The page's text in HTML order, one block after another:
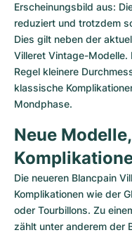
Erscheinungsbild aus:
reduziert und trotzdem
Dies gilt neben der
Villeret Vintage-Modelle.
Regel kleinere
klassische
Mondphase.
Neue
Die neueren Blancpain
Komplikationen wie der
oder Tourbillons. Zu
zählt unter anderem der